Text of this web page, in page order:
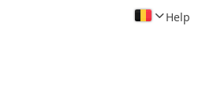
Help